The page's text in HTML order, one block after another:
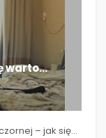
warto...
– jak się...